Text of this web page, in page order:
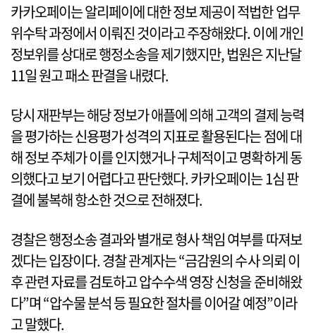
카카오페이는 알리페이에 대한 정보 제공이 적법한 업무
위수탁 과정에서 이뤄진 것이라고 주장해왔다. 이에 개인
정보위를 상대로 행정소송을 제기했지만, 법원은 지난달
11일 원고 패소 판결을 내렸다.
당시 재판부는 해당 정보가 애플에 의해 고객의 결제 능력
을 평가하는 신용평가 성격의 지표로 활용된다는 점에 대
해 정보 주체가 이를 인지했거나 구체적이고 명확하게 동
의했다고 보기 어렵다고 판단했다. 카카오페이는 1심 판
결에 불복해 항소한 것으로 전해졌다.
경찰은 행정소송 결과와 별개로 형사 책임 여부를 따져보
겠다는 입장이다. 경찰 관계자는 “금감원의 수사 의뢰 이
후 관련 자료를 검토하고 압수수색 영장 신청을 준비해왔
다”며 “압수물 분석 등 필요한 절차를 이어갈 예정”이라
고 말했다.